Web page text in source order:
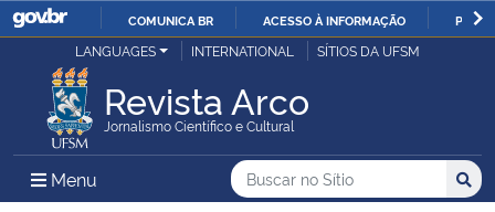
IR
O
COMUNICA BR ACESSO À INFORMAÇÃO
Ministério da Justiça e Segurança Pública
Ministério da Defesa
LANGUAGES INTERNATIONAL SÍTIOS DA UFSM
Revista Arco
Jornalismo Científico e Cultural
Menu Menu Principal do Sítio
Busca
Buscar no no Sítio
Busca: